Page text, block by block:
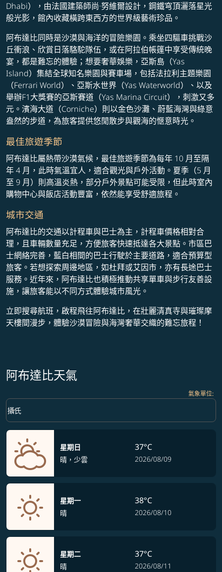
Dhabi），由法國建築師尚·努維爾設計，鋼鐵穹頂灑落星光
般光影，館內收藏橫跨東西方的世界級藝術珍品。
阿布達比同時是沙漠與海洋的冒險樂園。乘坐四驅車挑戰沙
丘衝浪、欣賞日落駱駝隊伍，或在阿拉伯帳篷中享受傳統晚
宴，都是難忘的體驗；想要奢華娛樂，亞斯島（Yas
Island）集結全球知名樂園與賽車場，包括法拉利主題樂園
（Ferrari World）、亞斯水世界（Yas Waterworld）、以及
舉辦F1大獎賽的亞斯賽道（Yas Marina Circuit），刺激又多
元。濱海大道（Corniche）則以金色沙灘、蔚藍海灣與綠意
盎然的步道，為旅客提供悠閒散步與觀海的愜意時光。
最佳旅遊季節
阿布達比屬熱帶沙漠氣候，最佳旅遊季節為每年 10 月至隔
年 4 月，此時氣溫宜人，適合觀光與戶外活動。夏季（5 月
至 9 月）則高溫炎熱，部分戶外景點可能受限，但此時室內
購物中心與飯店活動豐富，依然能享受舒適旅程。
城市交通
阿布達比的交通以計程車與巴士為主，計程車價格相對合
理，且車輛數量充足，方便旅客快速抵達各大景點。市區巴
士網絡完善，藍白相間的巴士行駛於主要道路，適合預算型
旅客。若想探索周邊地區，如杜拜或艾因市，亦有長途巴士
服務。近年來，阿布達比也積極推動共享單車與步行友善設
施，讓旅客能以不同方式體驗城市風光。
立即搜尋航班，啟程飛往阿布達比，在壯麗清真寺與璀璨摩
天樓間漫步，體驗沙漠冒險與海灣奢華交織的難忘旅程！
阿布達比天氣
氣象單位:
Weather unit option 攝氏 Selected
攝氏
keyboard_arrow_down
星期日
晴，少雲
37°C
2026/08/09
星期一
晴
38°C
2026/08/10
星期二
晴
37°C
2026/08/11